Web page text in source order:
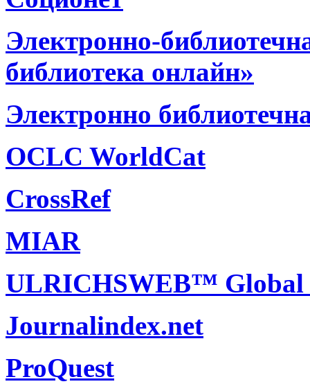
Электронно-
библиотека онлайн»
Электронно
OCLC WorldCat
CrossRef
MIAR
ULRICHSWEB™ Global
Journalindex.net
ProQuest